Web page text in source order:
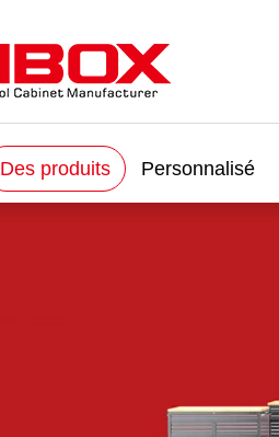
Des produits Personnalisé